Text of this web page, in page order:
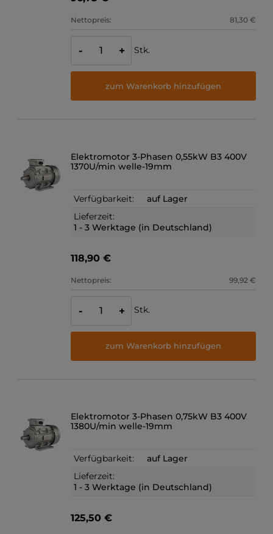
Nettopreis: 81,30 €
- + Stk.
zum Warenkorb hinzufügen
Elektromotor 3-Phasen 0,55kW B3 400V
1370U/min welle-19mm
Verfügbarkeit:
auf Lager
Lieferzeit:
1 - 3 Werktage (in Deutschland)
118,90 €
Nettopreis: 99,92 €
- + Stk.
zum Warenkorb hinzufügen
Elektromotor 3-Phasen 0,75kW B3 400V
1380U/min welle-19mm
Verfügbarkeit:
auf Lager
Lieferzeit:
1 - 3 Werktage (in Deutschland)
125,50 €